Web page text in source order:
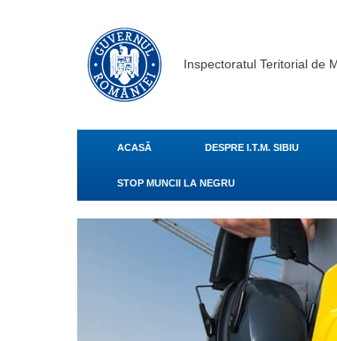
Inspectoratul Teritorial de
ACASĂ DESPRE I.T.M. SIBIU
STOP MUNCII LA NEGRU